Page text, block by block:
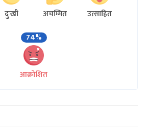
दुःखी अचम्मित
उत्साहित
74%
आक्रोशित